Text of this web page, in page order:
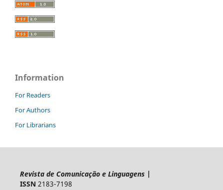
Information
For Readers
For Authors
For Librarians
Revista de Comunicação e Linguagens |
ISSN2183-7198